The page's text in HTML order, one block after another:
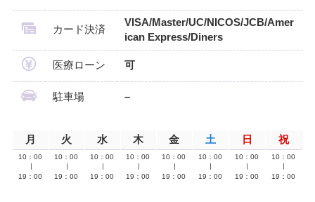
カード決済
VISA/Master/UC/NICOS/JCB/Amer
ican Express/Diners
医療ローン 可
駐車場 –
月 火 水 木 金 土 日 祝
10：00
19：00
10：00
19：00
10：00
19：00
10：00
19：00
10：00
19：00
10：00
19：00
10：00
19：00
10：00
19：00